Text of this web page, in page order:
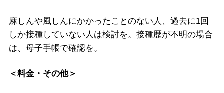
麻しんや風しんにかかったことのない人、過去に1回
しか接種していない人は検討を。接種歴が不明の場合
は、母子手帳で確認を。
＜料金・その他＞